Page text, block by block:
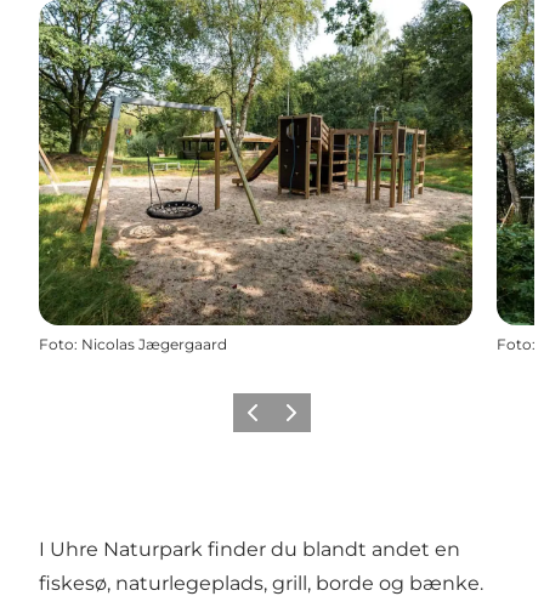
Foto: Nicolas Jægergaard Foto:
Forrige billede
Næste billede
I Uhre Naturpark finder du blandt andet en
fiskesø, naturlegeplads, grill, borde og bænke.